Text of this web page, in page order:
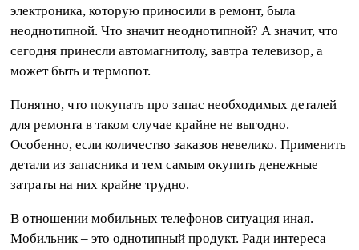
электроника, которую приносили в ремонт, была
неоднотипной. Что значит неоднотипной? А значит, что
сегодня принесли автомагнитолу, завтра телевизор, а
может быть и термопот.
Понятно, что покупать про запас необходимых деталей
для ремонта в таком случае крайне не выгодно.
Особенно, если количество заказов невелико. Применить
детали из запасника и тем самым окупить денежные
затраты на них крайне трудно.
В отношении мобильных телефонов ситуация иная.
Мобильник – это однотипный продукт. Ради интереса